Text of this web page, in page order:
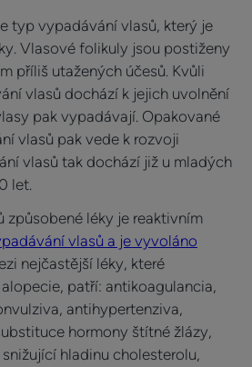
typ vypadávání vlasů, který je
Vlasové folikuly jsou postiženy
příliš utažených účesů. Kvůli
vlasů dochází k jejich uvolnění
pak vypadávají. Opakované
vlasů pak vede k rozvoji
vlasů tak dochází již u mladých
let.
způsobené léky je reaktivním
vlasů a je vyvoláno
nejčastější léky, které
patří: antikoagulancia,
antihypertenziva,
hormony štítné žlázy,
hladinu cholesterolu,